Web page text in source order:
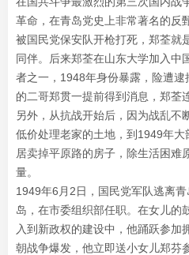
革命，在青岛党史上非常著名的反
被国民党保安队开枪打死，郑荃就
同伴。后来郑荃在山东大学加入中
者之一，1948年身份暴露，险遭
的二哥郑贯一提前得到消息，郑荃
另外，从抗战开始后，因为战乱不
低价处理老家的土地，到1949年
居卖掉平原路的房子，除生活困难
量。
1949年6月2日，国民党军队逃离
岛，在市委组织部任职。在女儿的
入到新政权的建设中，他踊跃参加
朝战争爆发，他立即送小女儿郑芬